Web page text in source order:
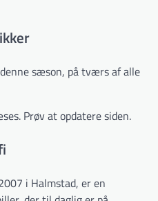
sæson, på tværs af alle
Prøv at opdatere siden.
i Halmstad, er en